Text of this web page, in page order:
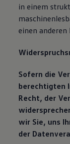
in einem
einen
Sofern die
berechtigten
Recht, der
wir Sie, uns
der